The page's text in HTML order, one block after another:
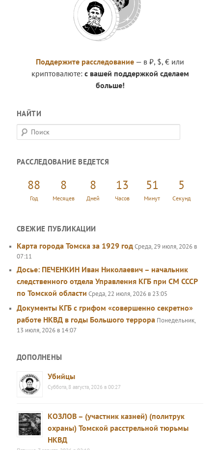
Поддержите расследование — в ₽, $, € или
криптовалюте: с вашей поддержкой сделаем
больше!
НАЙТИ
П
о
с
РАССЛЕДОВАНИЕ ВЕДЕТСЯ
88
Год
8
Месяцев
8
Дней
13
Часов
51
Минут
5
Секунд
СВЕЖИЕ ПУБЛИКАЦИИ
Карта города Томска за 1929 годСреда, 29 июля, 2026 в
07:11
Досье: ПЕЧЕНКИН Иван Николаевич – начальник
следственного отдела Управления КГБ при СМ СССР
по Томской области Среда, 22 июля, 2026 в 23:05
Документы КГБ с грифом «совершенно секретно»
работе НКВД в годы Большого террора Понедельник,
13 июля, 2026 в 14:07
ДОПОЛНЕНЫ
Убийцы
Суббота, 8 августа, 2026 в 00:27
КОЗЛОВ – (участник казней) (политрук
охраны) Томской расстрельной тюрьмы
НКВД